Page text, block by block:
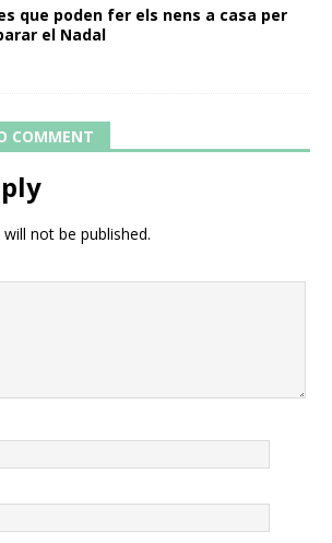
que poden fer els nens a casa per
el Nadal
COMMENT
not be published.